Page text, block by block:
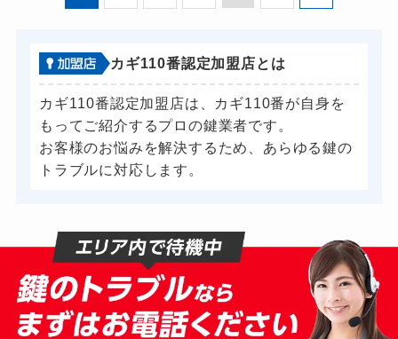
カギ110番認定加盟店とは
カギ110番認定加盟店は、カギ110番が自身を
もってご紹介するプロの鍵業者です。
お客様のお悩みを解決するため、あらゆる鍵の
トラブルに対応します。